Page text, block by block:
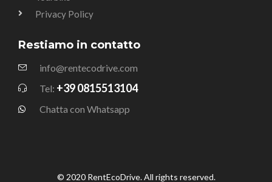
Privacy Policy
Restiamo in contatto
info@rentecodrive.com
Tel: +39 0815513104
Chatta con Whatsapp
© 2020 RentEcoDrive. All rights reserved.